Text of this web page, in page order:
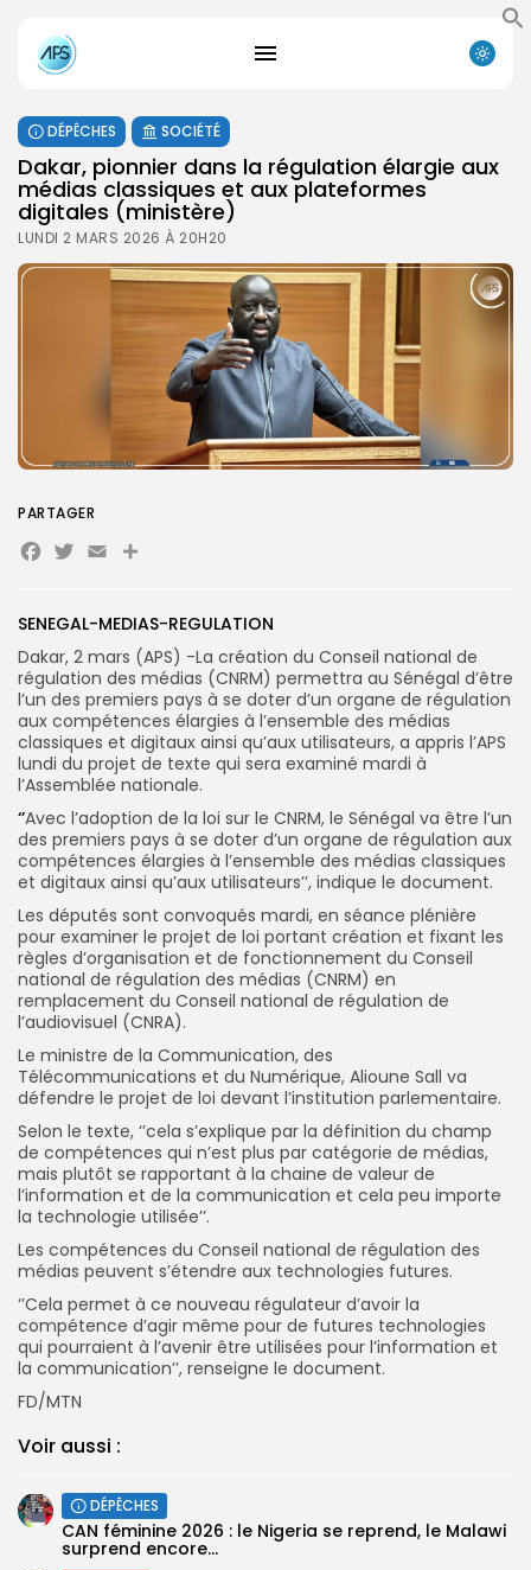
FR
DÉPÊCHES SOCIÉTÉ
Dakar, pionnier dans la régulation élargie aux
médias classiques et aux plateformes
digitales (ministère)
LUNDI 2 MARS 2026 À 20H20
SENEGAL-MEDIAS-REGULATION
Dakar, 2 mars (APS) -La création du Conseil national de
régulation des médias (CNRM) permettra au Sénégal d’être
l’un des premiers pays à se doter d’un organe de régulation
aux compétences élargies à l’ensemble des médias
classiques et digitaux ainsi qu’aux utilisateurs, a appris l’APS
lundi du projet de texte qui sera examiné mardi à
l’Assemblée nationale.
‘’Avec l’adoption de la loi sur le CNRM, le Sénégal va être l’un
des premiers pays à se doter d’un organe de régulation aux
compétences élargies à l’ensemble des médias classiques
et digitaux ainsi qu’aux utilisateurs’’, indique le document.
Les députés sont convoqués mardi, en séance plénière
pour examiner le projet de loi portant création et fixant les
règles d’organisation et de fonctionnement du Conseil
national de régulation des médias (CNRM) en
remplacement du Conseil national de régulation de
l’audiovisuel (CNRA).
Le ministre de la Communication, des
Télécommunications et du Numérique, Alioune Sall va
défendre le projet de loi devant l’institution parlementaire.
Selon le texte, ‘’cela s’explique par la définition du champ
de compétences qui n’est plus par catégorie de médias,
mais plutôt se rapportant à la chaine de valeur de
l’information et de la communication et cela peu importe
la technologie utilisée’’.
Les compétences du Conseil national de régulation des
médias peuvent s’étendre aux technologies futures.
‘’Cela permet à ce nouveau régulateur d’avoir la
compétence d’agir même pour de futures technologies
qui pourraient à l’avenir être utilisées pour l’information et
la communication’’, renseigne le document.
FD/MTN
Voir aussi :
DÉPÊCHES
‎CAN féminine 2026 : le Nigeria se reprend, le Malawi
surprend encore...
PARTAGER
Facebook
Twitter
EmailPartager